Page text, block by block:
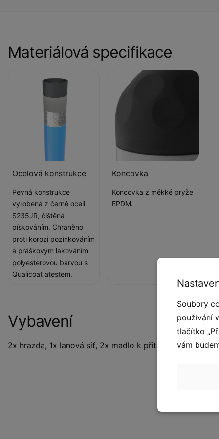
Materiálová specifikace
Ocelová konstrukce
Pevná konstrukce
vyrobená z černé oceli
S235JR, čištěná
pískováním. Chráněno
proti korozi pozinkováním
a práškovým lakováním
polyesterovou barvou s
Qualicoat atestem.
Koncovka
Koncovka z měkké pryže
EPDM.
Vybavení
2x hrazda, 1x lanová síť, 2x madlo k přitahování
Soubory
používání
tlačítko
vám